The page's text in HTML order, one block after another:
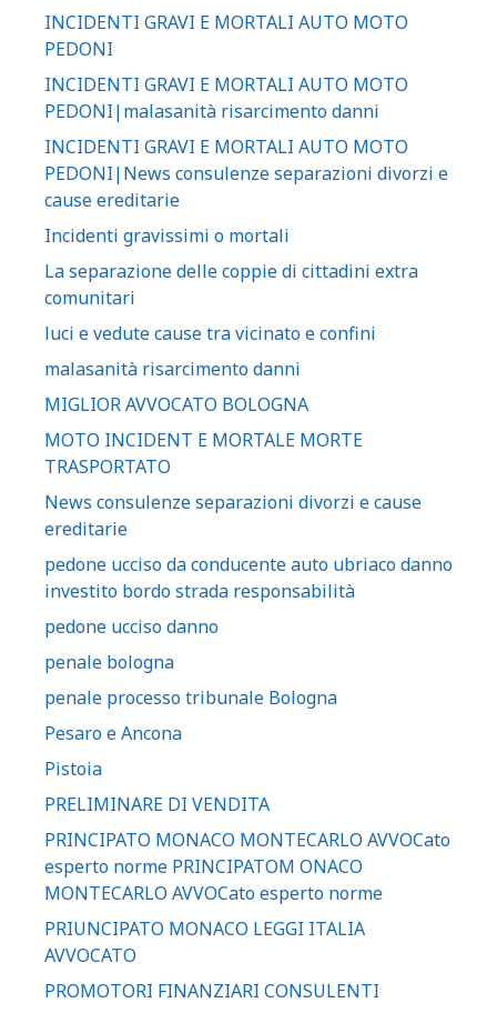
INCIDENTI GRAVI E MORTALI AUTO MOTO
PEDONI
INCIDENTI GRAVI E MORTALI AUTO MOTO
PEDONI|malasanità risarcimento danni
INCIDENTI GRAVI E MORTALI AUTO MOTO
PEDONI|News consulenze separazioni divorzi e
cause ereditarie
Incidenti gravissimi o mortali
La separazione delle coppie di cittadini extra
comunitari
luci e vedute cause tra vicinato e confini
malasanità risarcimento danni
MIGLIOR AVVOCATO BOLOGNA
MOTO INCIDENT E MORTALE MORTE
TRASPORTATO
News consulenze separazioni divorzi e cause
ereditarie
pedone ucciso da conducente auto ubriaco danno
investito bordo strada responsabilità
pedone ucciso danno
penale bologna
penale processo tribunale Bologna
Pesaro e Ancona
Pistoia
PRELIMINARE DI VENDITA
PRINCIPATO MONACO MONTECARLO AVVOCato
esperto norme PRINCIPATOM ONACO
MONTECARLO AVVOCato esperto norme
PRIUNCIPATO MONACO LEGGI ITALIA
AVVOCATO
PROMOTORI FINANZIARI CONSULENTI